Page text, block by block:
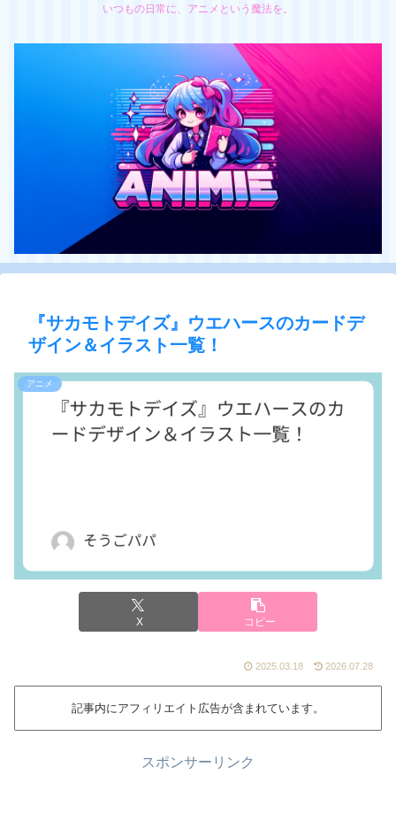
いつもの日常に、アニメという魔法を。
『サカモトデイズ』ウエハースのカードデ
ザイン＆イラスト一覧！
アニメ
X コピー
2025.03.18 2026.07.28
記事内にアフィリエイト広告が含まれています。
スポンサーリンク